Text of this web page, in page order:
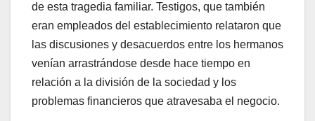
de esta tragedia familiar. Testigos, que también
eran empleados del establecimiento relataron que
las discusiones y desacuerdos entre los hermanos
venían arrastrándose desde hace tiempo en
relación a la división de la sociedad y los
problemas financieros que atravesaba el negocio.